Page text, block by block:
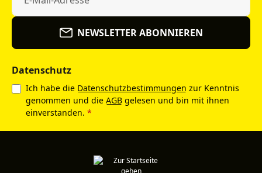
NEWSLETTER ABONNIEREN
Datenschutz
Ich habe die Datenschutzbestimmungen zur Kenntnis
genommen und die AGB gelesen und bin mit ihnen
einverstanden. *